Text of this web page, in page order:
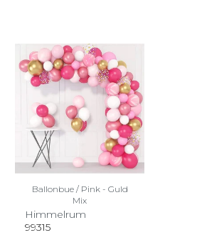
Ballonbue / Pink - Guld
Mix
Himmelrum
99315